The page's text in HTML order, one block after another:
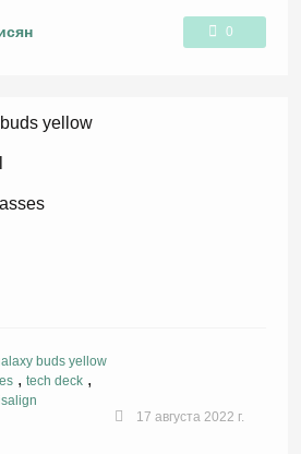
0
yellow
buds yellow
, tech deck ,
17 августа 2022 г.